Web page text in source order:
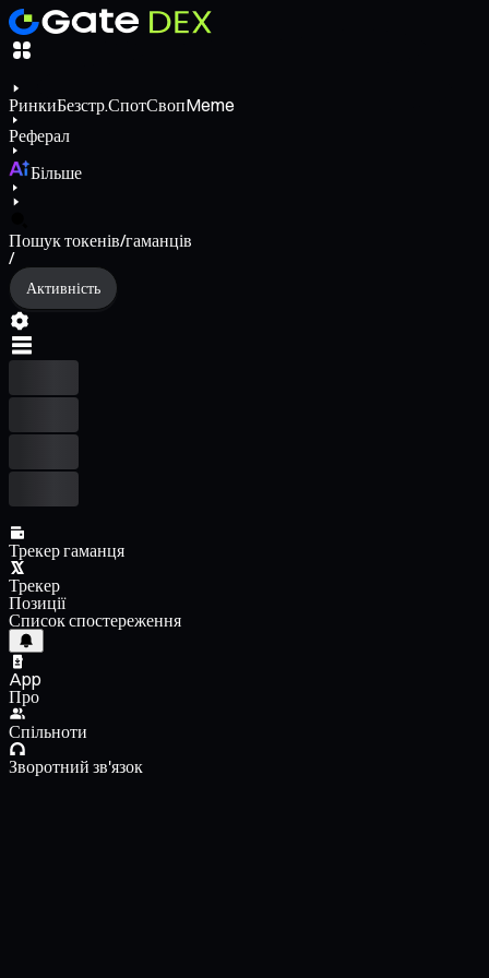
РинкиБезстр.СпотСвопMeme
Реферал
Більше
Пошук токенів/гаманців
/
Активність
Трекер гаманця
Трекер
Позиції
Список спостереження
App
Про
Спільноти
Зворотний зв'язок